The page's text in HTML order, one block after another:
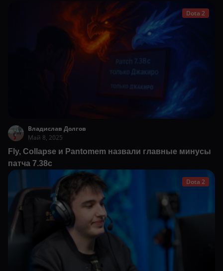
Dota 2
Владислав Долгов
Май 8, 2025
Fly, Collapse и Pantomem назвали главные минусы
патча 7.38c
Dota 2